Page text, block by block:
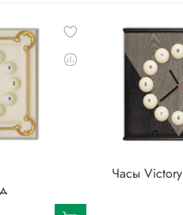
Часы Victory